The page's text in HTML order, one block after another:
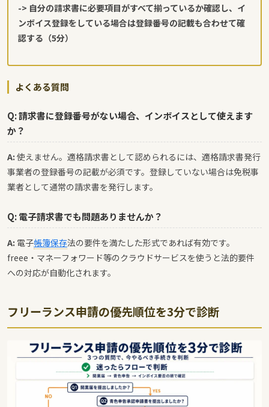
-> 自分の請求書に必要項目がすべて揃っているか確認し、イ
ンボイス登録をしている場合は登録番号の記載も合わせて確
認する（5分）
よくある質問
Q: 請求書に登録番号がない場合、インボイスとして使えます
か？
A: 使えません。適格請求書として認められるには、適格請求書発行
事業者の登録番号の記載が必須です。登録していない場合は免税事
業者として通常の請求書を発行します。
Q: 電子請求書でも問題ありませんか？
A: 電子帳簿保存法の要件を満たした形式であれば有効です。
freee・マネーフォワード等のクラウドサービスを使うと法的要件
への対応が自動化されます。
フリーランス申請の優先順位を3分で診断